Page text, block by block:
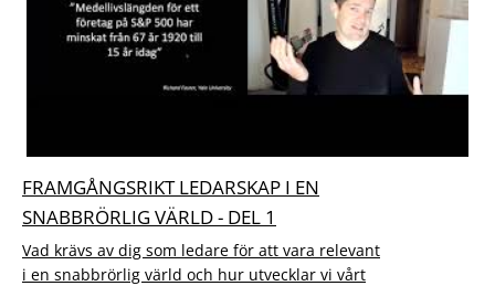
FRAMGÅNGSRIKT LEDARSKAP I EN
SNABBRÖRLIG VÄRLD - DEL 1
Vad krävs av dig som ledare för att vara relevant
i en snabbrörlig värld och hur utvecklar vi vårt